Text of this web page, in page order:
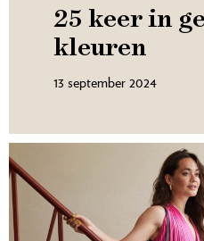
25 keer in
kleuren
13 september 2024